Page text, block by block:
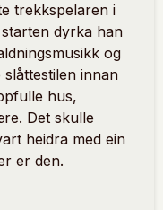
trekkspelaren i
dyrka han
og
innan
hus,
Det skulle
heidra med ein
er den.